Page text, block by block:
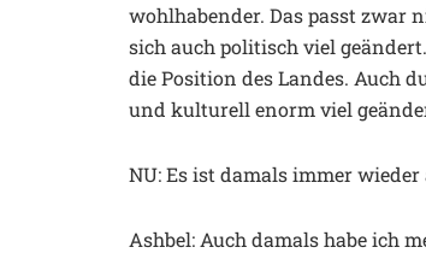
wohlhabender. Das passt zwar
sich auch politisch viel
die Position des Landes. Auch
und kulturell enorm viel
NU: Es ist damals immer
Ashbel: Auch damals habe ich